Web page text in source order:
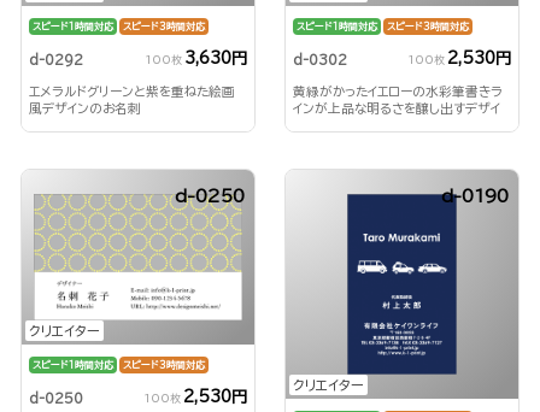
スピード1時間対応 スピード3時間対応
d-0292 100枚 3,630円
エメラルドグリーンと紫を重ねた絵画
風デザインのお名刺
スピード1時間対応 スピード3時間対応
d-0302 100枚 2,530円
黄緑がかったイエローの水彩筆書きラ
インが上品な明るさを醸し出すデザイ
クリエイター
d-0250
スピード1時間対応 スピード3時間対応
d-0250 100枚 2,530円
クリエイター
d-0190